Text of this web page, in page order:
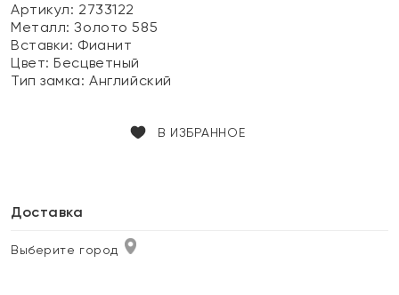
Артикул: 2733122
Металл:Золото 585
Вставки: Фианит
Цвет:Бесцветный
Тип замка:Английский
В ИЗБРАННОЕ
Доставка
Выберите город